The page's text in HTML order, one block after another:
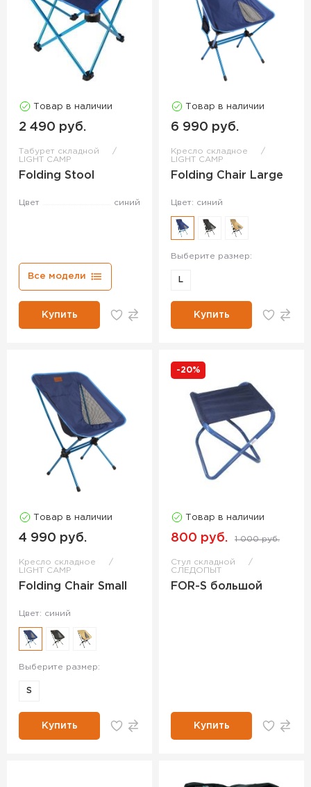
Товар в наличии
2 490 руб.
Табурет складной
LIGHT CAMP
Folding Stool
Цвет синий
Все модели
Купить
Товар в наличии
6 990 руб.
Кресло складное
LIGHT CAMP
Folding Chair Large
Цвет: синий
Выберите размер:
L
Купить
Товар в наличии
4 990 руб.
Кресло складное
LIGHT CAMP
Folding Chair Small
Цвет: синий
Выберите размер:
S
Купить
-20%
Товар в наличии
800 руб. 1 000 руб.
Стул складной
СЛЕДОПЫТ
FOR-S большой
Купить